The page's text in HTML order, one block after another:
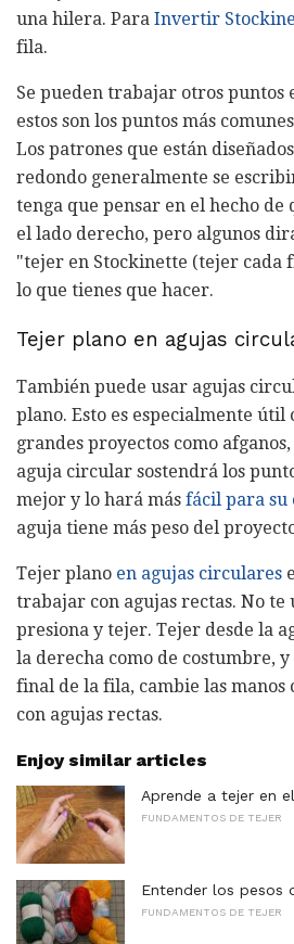
una hilera. Para Invertir
fila.
Se pueden trabajar otros puntos
estos son los puntos más
Los patrones que están
redondo generalmente se
tenga que pensar en el hecho de
el lado derecho, pero algunos
"tejer en Stockinette (tejer cada
lo que tienes que hacer.
Tejer plano en agujas
También puede usar agujas
plano. Esto es especialmente útil
grandes proyectos como
aguja circular sostendrá los
mejor y lo hará más fácil para su
aguja tiene más peso del
Tejer plano en agujas circulares
trabajar con agujas rectas. No te
presiona y tejer. Tejer desde la
la derecha como de costumbre,
final de la fila, cambie las
con agujas rectas.
Enjoy similar articles
Aprende a tejer en
FUNDAMENTOS DE TEJER
Entender los pesos
FUNDAMENTOS DE TEJER